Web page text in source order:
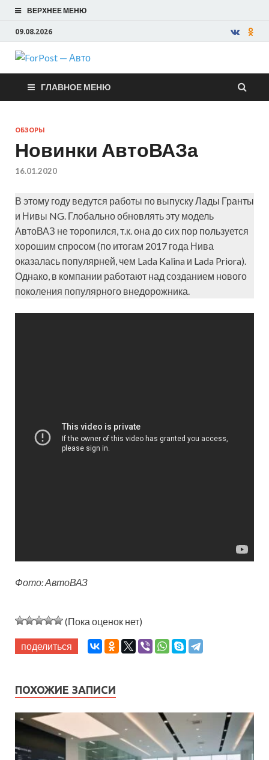
ВЕРХНЕЕ МЕНЮ
09.08.2026
ForPost —
Авто
ГЛАВНОЕ МЕНЮ
ОБЗОРЫ
Новинки АвтоВАЗа
16.01.2020
В этому году ведутся работы по выпуску Лады Гранты
и Нивы NG. Глобально обновлять эту модель
АвтоВАЗ не торопился, т.к. она до сих пор пользуется
хорошим спросом (по итогам 2017 года Нива
оказалась популярней, чем Lada Kalina и Lada Priora).
Однако, в компании работают над созданием нового
поколения популярного внедорожника.
Фото: АвтоВАЗ
(Пока оценок нет)
поделиться
ПОХОЖИЕ ЗАПИСИ